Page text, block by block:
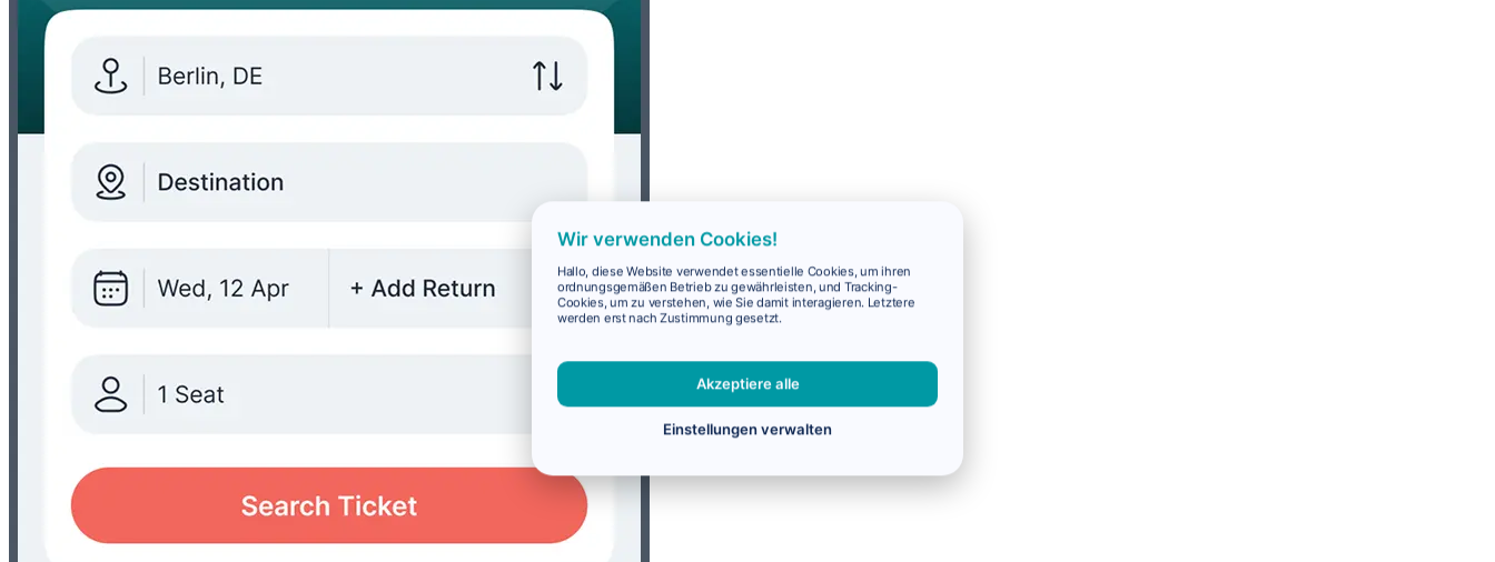
Wir verwenden Cookies!
Hallo, diese Website verwendet essentielle Cookies, um ihren
ordnungsgemäßen Betrieb zu gewährleisten, und Tracking-
Cookies, um zu verstehen, wie Sie damit interagieren. Letztere
werden erst nach Zustimmung gesetzt.
Akzeptiere alle
Einstellungen verwalten